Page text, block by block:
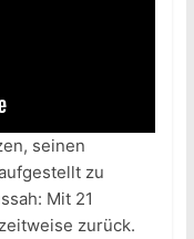
seinen
zu
Mit 21
zurück.